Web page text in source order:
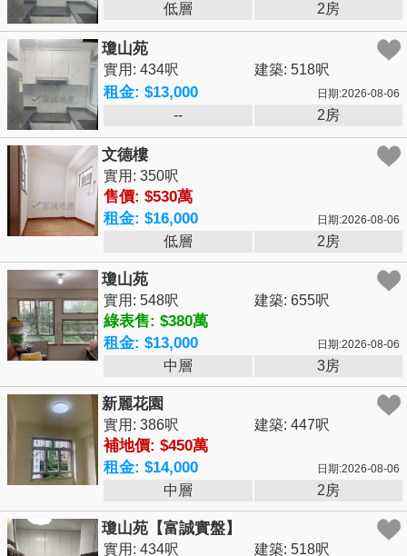
低層 2房
瓊山苑
實用: 434呎 建築: 518呎
租金: $13,000 日期:2026-08-06
-- 2房
文德樓
實用: 350呎
售價: $530萬
租金: $16,000
日期:2026-08-06
低層 2房
瓊山苑
實用: 548呎 建築: 655呎
綠表售: $380萬
租金: $13,000
日期:2026-08-06
中層 3房
新麗花園
實用: 386呎 建築: 447呎
補地價: $450萬
租金: $14,000
日期:2026-08-06
中層 2房
瓊山苑【富誠實盤】
實用: 434呎 建築: 518呎